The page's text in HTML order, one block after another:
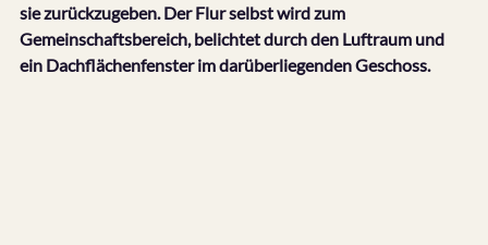
sie zurückzugeben. Der Flur selbst wird zum
Gemeinschaftsbereich, belichtet durch den Luftraum und
ein Dachflächenfenster im darüberliegenden Geschoss.